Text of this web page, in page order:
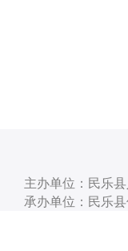
主办单位：民乐
承办单位：民乐